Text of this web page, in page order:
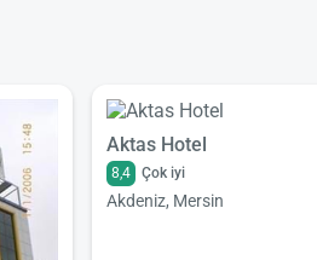
Aktas Hotel
8,4 Çok iyi
Akdeniz, Mersin